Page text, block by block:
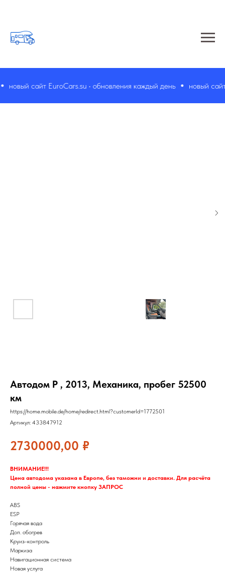
новый сайт EuroCars.su • обновления каждый день новый сайт
Автодом P , 2013, Механика, пробег 52500
км
https://home.mobile.de/home/redirect.html?customerId=1772501
Артикул: 433847912
2730000,00 ₽
ВНИМАНИЕ!!!
Цена автодома указана в Европе, без таможни и доставки. Для расчёта
полной цены - нажмите кнопку ЗАПРОС
ABS
ESP
Горячая вода
Доп. обогрев
Круиз-контроль
Маркиза
Навигационная система
Новая услуга